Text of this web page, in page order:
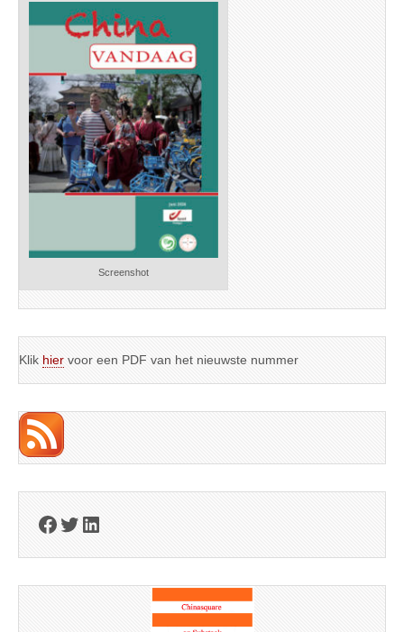
Screenshot
Klik hier voor een PDF van het nieuwste nummer
Facebook
Twitter
LinkedIn